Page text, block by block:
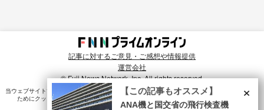
記事に対するご意見・ご感想や情報提供
運営会社
© Fuji News Network, Inc. All rights reserved.
当ウェブサイトでは、ユーザのニーズ・興味・関⼼に合致したコンテンツや広告配信を提供する
ためにクッキーを使⽤しています。詳細は、
プライバシーポリシー をご確認ください。×
【この記事もオススメ】
ANA機と国交省の飛行検査機